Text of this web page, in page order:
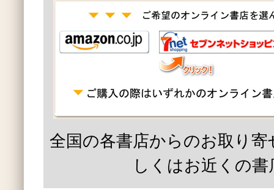
全国の各書店からのお取り
しくはお近くの書